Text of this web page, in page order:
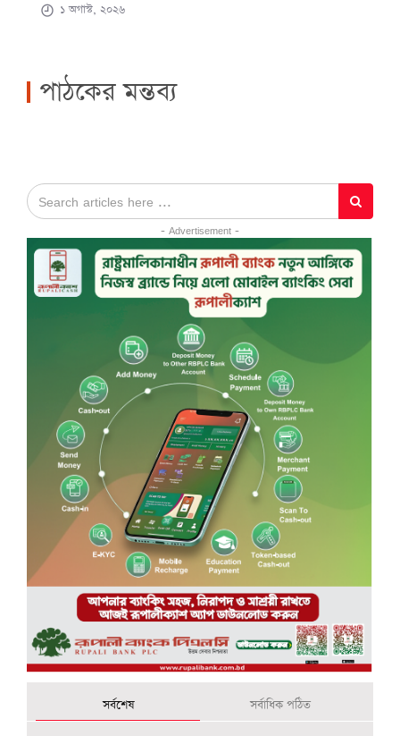
১ অগাস্ট, ২০২৬
পাঠকের মন্তব্য
- Advertisement -
সর্বশেষ সর্বাধিক পঠিত